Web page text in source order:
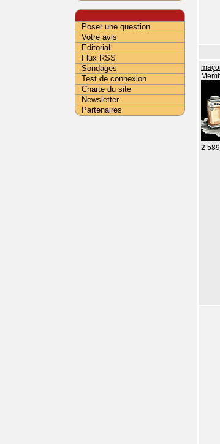
2
Poser une question
Votre avis
Editorial
Flux RSS
Sondages
Test de connexion
Charte du site
Newsletter
Partenaires